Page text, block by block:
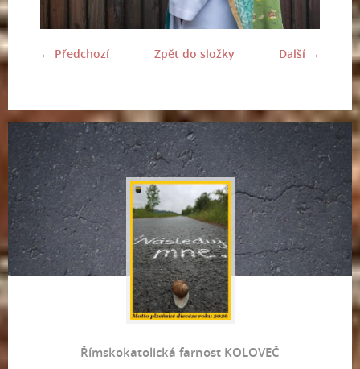
← Předchozí Další →
Zpět do složky
Římskokatolická farnost KOLOVEČ